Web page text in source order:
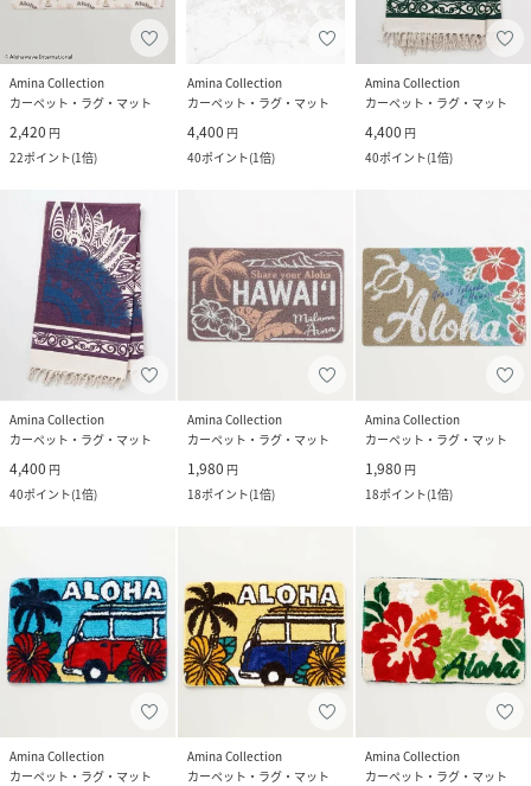
Amina Collection
カーペット・ラグ・マット
2,420 円
22ポイント(1倍)
Amina Collection
カーペット・ラグ・マット
4,400 円
40ポイント(1倍)
Amina Collection
カーペット・ラグ・マット
4,400 円
40ポイント(1倍)
Amina Collection
カーペット・ラグ・マット
4,400 円
40ポイント(1倍)
Amina Collection
カーペット・ラグ・マット
1,980 円
18ポイント(1倍)
Amina Collection
カーペット・ラグ・マット
1,980 円
18ポイント(1倍)
Amina Collection
カーペット・ラグ・マット
Amina Collection
カーペット・ラグ・マット
Amina Collection
カーペット・ラグ・マット